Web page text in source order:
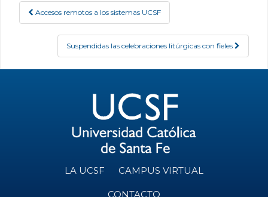
Post navigation
Accesos remotos a los sistemas UCSF
Suspendidas las celebraciones litúrgicas con fieles
LA UCSF CAMPUS VIRTUAL
CONTACTO